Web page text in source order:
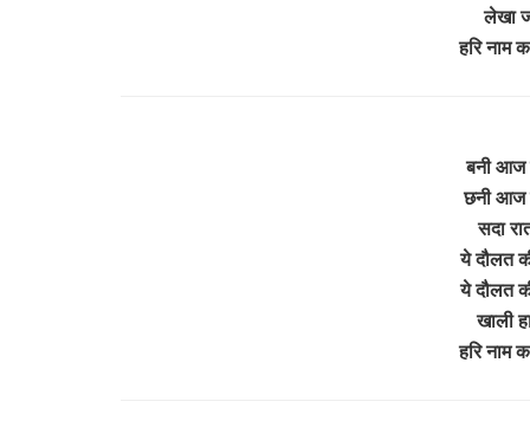
लेखा
हरि नाम
बनी आज
छनी आज
सदा
ये दौलत
ये दौलत
खाली
हरि नाम